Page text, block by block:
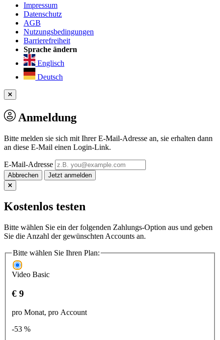
Impressum
Datenschutz
AGB
Nutzungsbedingungen
Barrierefreiheit
Sprache ändern
Englisch
Deutsch
Anmeldung
Bitte melden sie sich mit Ihrer E-Mail-Adresse an, sie erhalten dann
an diese E-Mail einen Login-Link.
E-Mail-Adresse
Abbrechen
Kostenlos testen
Bitte wählen Sie ein der folgenden Zahlungs-Option aus und geben
Sie die Anzahl der gewünschten Accounts an.
Bitte wählen Sie Ihren Plan:
Video Basic
€ 9
pro Monat, pro Account
-53 %